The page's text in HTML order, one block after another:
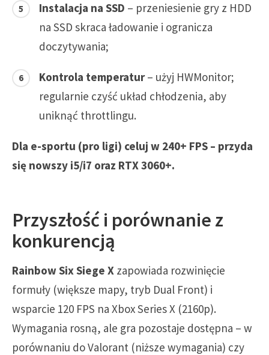
Instalacja na SSD – przeniesienie gry z HDD
na SSD skraca ładowanie i ogranicza
doczytywania;
Kontrola temperatur– użyj HWMonitor;
regularnie czyść układ chłodzenia, aby
uniknąć throttlingu.
Dla e-sportu (pro ligi) celuj w 240+ FPS – przyda
się nowszy i5/i7 oraz RTX 3060+.
Przyszłość i porównanie z
konkurencją
Rainbow Six Siege X zapowiada rozwinięcie
formuły (większe mapy, tryb Dual Front) i
wsparcie 120 FPS na Xbox Series X (2160p).
Wymagania rosną, ale gra pozostaje dostępna – w
porównaniu do Valorant (niższe wymagania) czy